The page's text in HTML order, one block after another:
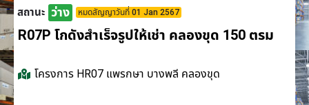
สถานะ ว่าง หมดสัญญาวันที่ 01 Jan 2567
R07P โกดังสำเร็จรูปให้เช่า คลองขุด 150 ตรม
โครงการ HR07 แพรกษา บางพลี คลองขุด